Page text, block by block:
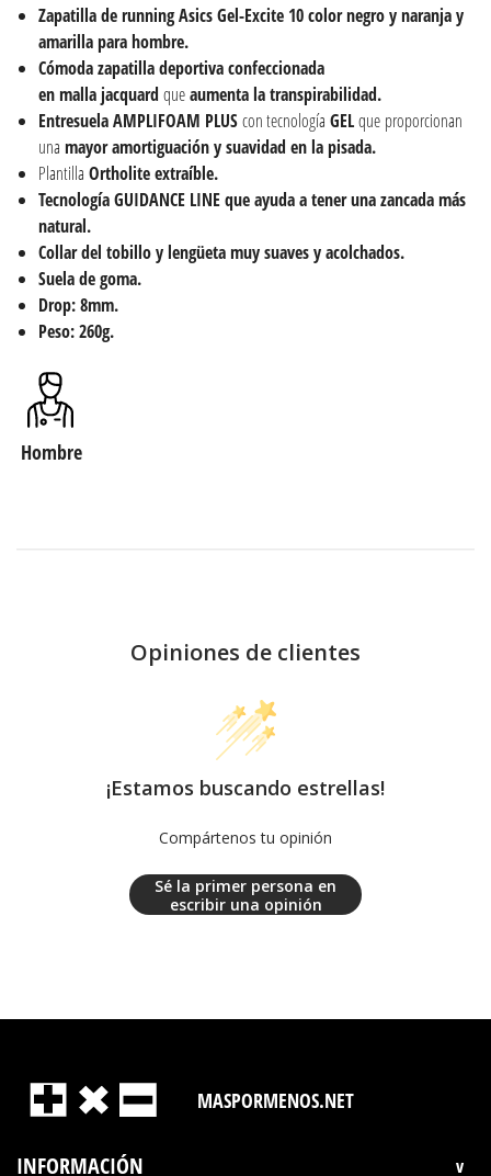
Zapatilla de running Asics Gel-Excite 10 color negro y naranja y
amarilla para hombre.
Cómoda zapatilla deportiva confeccionada
enmalla jacquard queaumenta la transpirabilidad.
Entresuela AMPLIFOAM PLUScon tecnología GELque proporcionan
una mayor amortiguación y suavidad en la pisada.
Plantilla Ortholite extraíble.
Tecnología GUIDANCE LINE que ayuda a tener una zancada más
natural.
Collar del tobillo y lengüeta muy suaves y acolchados.
Suela de goma.
Drop: 8mm.
Peso: 260g.
Hombre
Opiniones de clientes
¡Estamos buscando estrellas!
Compártenos tu opinión
Sé la primer persona en
escribir una opinión
MASPORMENOS.NET
INFORMACIÓN